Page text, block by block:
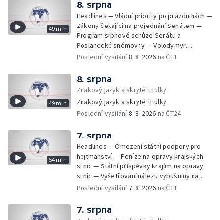
49 min
8. srpna
Headlines — Vládní priority po prázdninách —
Zákony čekající na projednání Senátem —
Program srpnové schůze Senátu a
Poslanecké sněmovny — Volodymyr
Zelenskyj jednal poprvé v Bělehradě —
provoz nelegálních domovů pro seniory —
Populace Česka stárne — Čekací lhůty na
přijetí do domovů pro seniory — Tisza
vybrala kandidáta na prezidenta — Tréninky
soutěžních párů StarDance — Následky
Prahou prošel průvod hrdosti na podporu
sexuálních menšin — Snazší vrácení zboží —
Pátrání na jezeře Most — Bezpečnost na
paddleboardech — Češi hledají chladnější
destinace — Kolik zaplatí Češi za dovolenou
— Cestování se zvířaty — Turistický nápor na
Šumavu — Demolice budovy ve Zlíně —
ministr spravedlnosti USA — Španělsko
Poslední vysílání8. 8. 2026 na ČT1
49 min
8. srpna
Znakový jazyk a skryté titulky
Znakový jazyk a skryté titulky
Poslední vysílání8. 8. 2026 na ČT24
54 min
7. srpna
Headlines — Omezení státní podpory pro
hejtmanství — Peníze na opravy krajských
silnic — Státní příspěvky krajům na opravy
silnic — Vyšetřování nálezu výbušniny na
letišti v Lipsku — Pasové kontroly spojů mezi
budovy ve Zlíně — Pohřeb Milana Knížáka —
Obvinění v kauze Správy železnic — Tržby
Poslední vysílání 7. 8. 2026 na ČT1
7. srpna